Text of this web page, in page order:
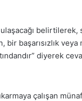
belirtilerek,
başarısızlık veya
diyerek
çalışan